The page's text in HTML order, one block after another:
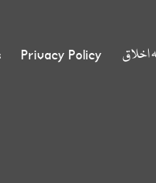
اخلاق Privacy Policy